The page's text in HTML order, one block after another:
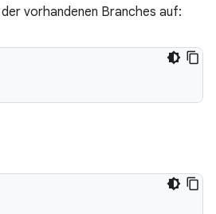
vorhandenen Branches auf: